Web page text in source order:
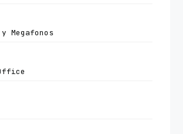
Megafonos